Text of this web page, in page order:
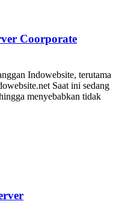
Coorporate
Indowebsite, terutama
Saat ini sedang
menyebabkan tidak